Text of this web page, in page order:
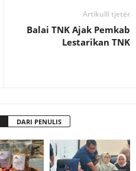
Artikulli tjetër
Balai TNK Ajak Pemkab
Lestarikan TNK
DARI PENULIS